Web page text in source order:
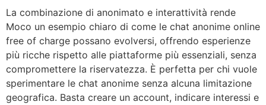
La combinazione di anonimato e interattività rende
Moco un esempio chiaro di come le chat anonime online
free of charge possano evolversi, offrendo esperienze
più ricche rispetto alle piattaforme più essenziali, senza
compromettere la riservatezza. È perfetta per chi vuole
sperimentare le chat anonime senza alcuna limitazione
geografica. Basta creare un account, indicare interessi e